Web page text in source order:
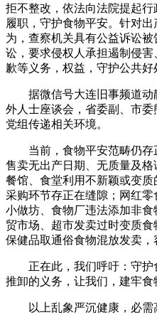
拒不整改，依法向法院提起
履职，守护食物平安。针对
为，查察机关具有公益诉讼
讼，要求侵权人承担遏制侵
歉等义务，权益，守护公共好
据微信号大连旧事频道动
外人士座谈会，省委副、市
党组传递相关环境。
当前，食物平安范畴仍存
售卖无出产日期、无质量及格
餐馆、食堂利用不新颖或变
采购环节存正在缝隙；网红零
小做坊、食物厂违法添加非
贸市场、超市发卖过时变质
保健品取通俗食物混放发卖，
正在此，我们呼吁：守护
推卸的义务，让我们，建牢食
以上乱象严沉健康，必需